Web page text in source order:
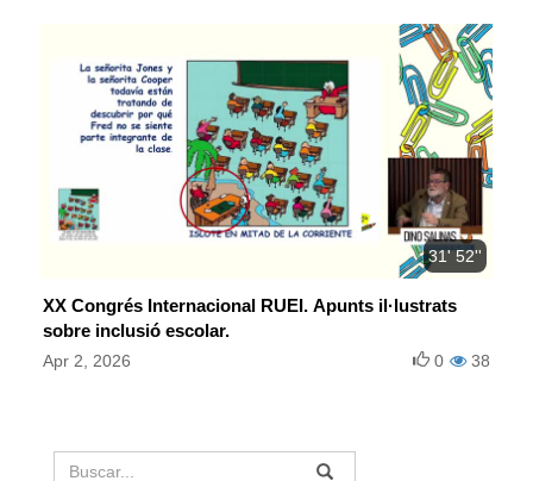
31' 52''
XX Congrés Internacional RUEI. Apunts il·lustrats
sobre inclusió escolar.
Apr 2, 2026 38
0